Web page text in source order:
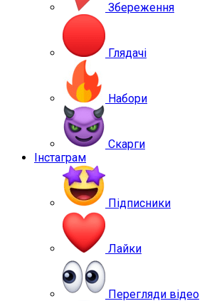
Збереження
Глядачі
Набори
Скарги
Інстаграм
Підписники
Лайки
Перегляди відео